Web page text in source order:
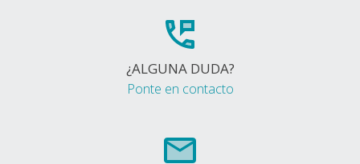
¿ALGUNA DUDA?
Ponte en contacto